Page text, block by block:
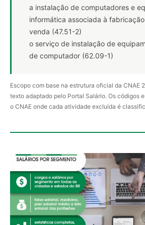
a instalação de computadores e
informática associada à
venda (47.51-2)
o serviço de instalação de
de computador (62.09-1)
Escopo com base na estrutura oficial da CNAE
texto adaptado pelo Portal Salário. Os códigos
o CNAE onde cada atividade excluída é